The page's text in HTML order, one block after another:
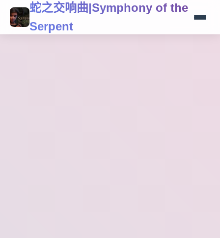
蛇之交响曲|Symphony of the
Serpent